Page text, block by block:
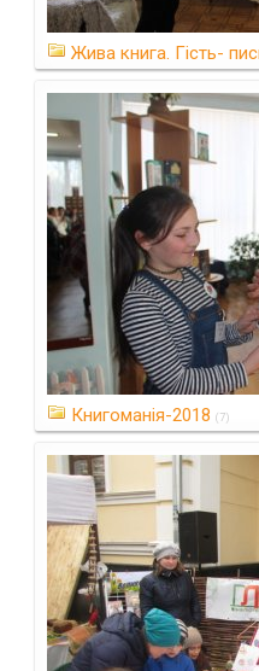
Жива книга. Гість-
Книгоманія-2018 (7)